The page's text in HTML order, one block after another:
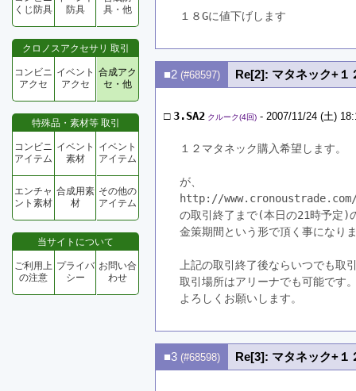
くじ防具
防具
具・他
クロノスアクセサリ 取引
コンビニ
アクセ
イベント
アクセ
合成アク
セ・他
特殊品・素材等 取引
コンビニ
アイテム
イベント
素材
イベント
アイテム
エンチャ
ント素材
合成用素
材
その他の
アイテム
当サイトについて
ご利用上
の注意
プライバ
シー
お問い合
わせ
１８Gに値下げします
■2 (#68597) Re[2]: マタネック+１
□3.SA2 クルーク(4回) - 2007/11/24 (土)
１２マタネック購入希望します。
が、
http://www.cronoustrade.com/
の取引終了まで(本日の21時予定)
金策期間という形で頂く事になり
上記の取引終了後ならいつでも取
取引場所はアリーナでも可能です
よろしくお願いします。
■3 (#68598) Re[3]: マタネック+１